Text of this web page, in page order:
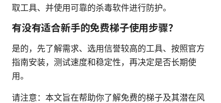
取工具、并使用可靠的杀毒软件进行防护。
有没有适合新手的免费梯子使用步骤？
是的，先了解需求、选用信誉较高的工具、按照官方
指南安装，测试速度和稳定性，再决定是否长期使
用。
请注意：本文旨在帮助你了解免费的梯子及其潜在风